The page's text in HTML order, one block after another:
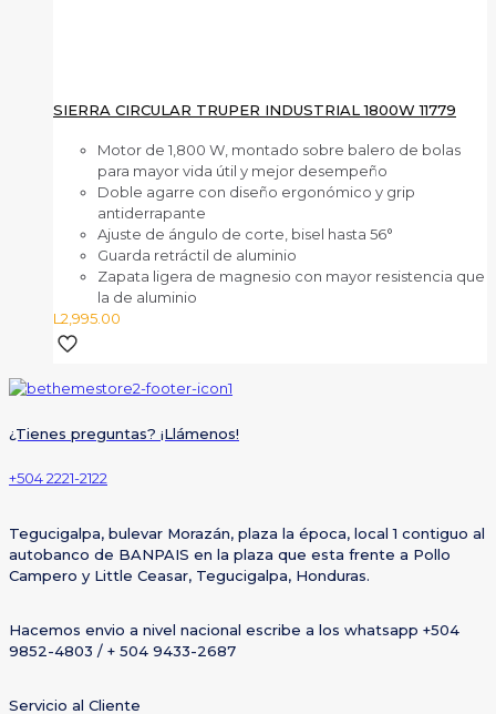
SIERRA CIRCULAR TRUPER INDUSTRIAL 1800W 11779
Motor de 1,800 W, montado sobre balero de bolas
para mayor vida útil y mejor desempeño
Doble agarre con diseño ergonómico y grip
antiderrapante
Ajuste de ángulo de corte, bisel hasta 56°
Guarda retráctil de aluminio
Zapata ligera de magnesio con mayor resistencia que
la de aluminio
L 2,995.00
¿Tienes preguntas? ¡Llámenos!
+504 2221-2122
Tegucigalpa, bulevar Morazán, plaza la época, local 1 contiguo al
autobanco de BANPAIS en la plaza que esta frente a Pollo
Campero y Little Ceasar, Tegucigalpa, Honduras.
Hacemos envio a nivel nacional escribe a los whatsapp +504
9852-4803 / + 504 9433-2687
Servicio al Cliente